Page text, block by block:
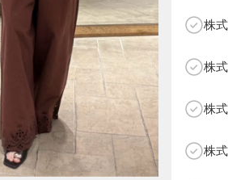
株
株
株
株